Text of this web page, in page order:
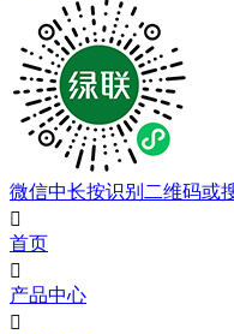
微信中长按识别二维码或

首页

产品中心
